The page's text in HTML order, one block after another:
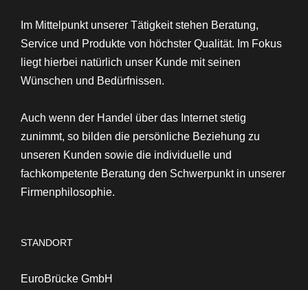
Im Mittelpunkt unserer Tätigkeit stehen Beratung,
Service und Produkte von höchster Qualität. Im Fokus
liegt hierbei natürlich unser Kunde mit seinen
Wünschen und Bedürfnissen.
Auch wenn der Handel über das Internet stetig
zunimmt, so bilden die persönliche Beziehung zu
unseren Kunden sowie die individuelle und
fachkompetente Beratung den Schwerpunkt in unserer
Firmenphilosophie.
STANDORT
EuroBrücke GmbH